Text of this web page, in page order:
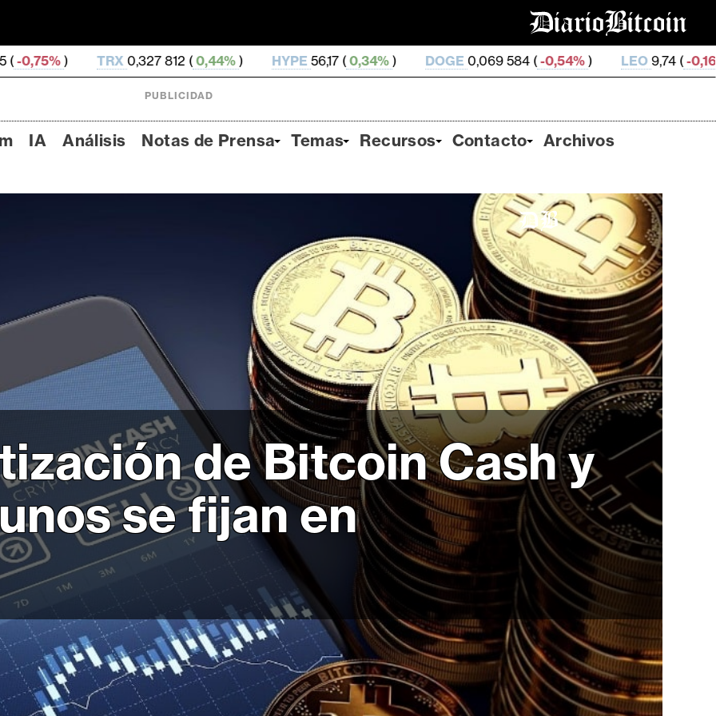
0,327 812 ( 0,44%) HYPE56,17 (0,34% ) DOGE 0,069 584 ( -0,54% ) LEO 9,74 (-0,16% ZEC506,5 (
PUBLICIDAD
IA Análisis Notas de Prensa Temas Recursos Contacto Archivos
de Bitcoin Cash y
se fijan en